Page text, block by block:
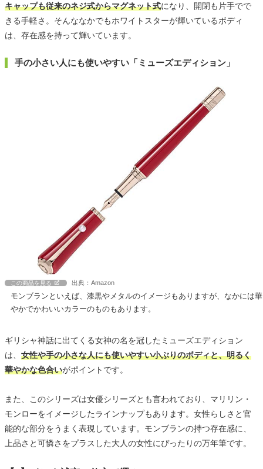
キャップも従来のネジ式からマグネット式になり、開閉も片手でで
きる手軽さ。そんななかでもホワイトスターが輝いているボディ
は、存在感を持って輝いています。
手の小さい人にも使いやすい「ミューズエディション」
この商品を見る 出典：Amazon
モンブランといえば、漆黒やメタルのイメージもありますが、なかには華
やかでかわいいカラーのものもあります。
ギリシャ神話に出てくる女神の名を冠したミューズエディション
は、 女性や手の小さな人にも使いやすい小ぶりのボディと、明るく
華やかな色合いがポイントです。
また、このシリーズは女優シリーズとも言われており、マリリン・
モンローをイメージしたラインナップもあります。女性らしさと官
能的な部分をうまく表現しています。モンブランの持つ存在感に、
上品さと可憐さをプラスした大人の女性にぴったりの万年筆です。